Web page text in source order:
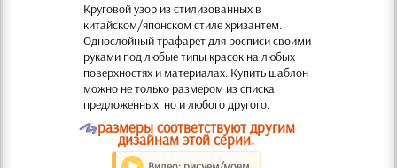
Круговой узор из стилизованных в
китайском/японском стиле хризантем.
Однослойный трафарет для росписи своими
руками под любые типы красок на любых
поверхностях и материалах. Купить шаблон
можно не только размером из списка
предложенных, но и любого другого.
Oразмеры соответствуют другим
дизайнам этой серии.